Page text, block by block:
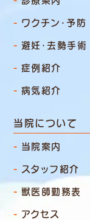
ワクチン・予防
避妊・去勢手術
症例紹介
病気紹介
当院について
当院案内
スタッフ紹介
獣医師勤務表
アクセス